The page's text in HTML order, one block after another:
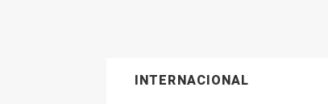
INTERNACIONAL